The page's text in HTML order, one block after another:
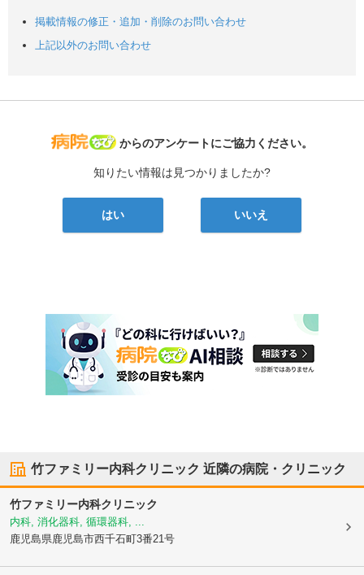
掲載情報の修正・追加・削除のお問い合わせ
上記以外のお問い合わせ
病院なび
からのアンケートにご協力ください。
知りたい情報は見つかりましたか?
はい いいえ
竹ファミリー内科クリニック 近隣の病院・クリニック
竹ファミリー内科クリニック
内科, 消化器科, 循環器科, ...
鹿児島県鹿児島市西千石町3番21号